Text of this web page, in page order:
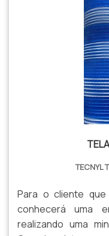
TECNYL
Para o cliente
conhecerá uma
realizando uma